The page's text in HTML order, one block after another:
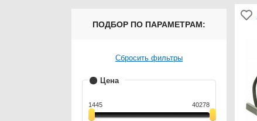
ПОДБОР ПО ПАРАМЕТРАМ:
Сбросить фильтры
Цена
1445 40278